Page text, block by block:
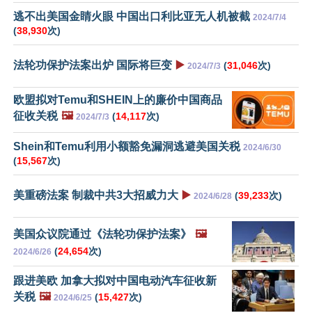
逃不出美国金睛火眼 中国出口利比亚无人机被截 2024/7/4
(38,930次)
法轮功保护法案出炉 国际将巨变 ▶️ 2024/7/3 (31,046次)
欧盟拟对Temu和SHEIN上的廉价中国商品
征收关税 🖼️ 2024/7/3 (14,117次)
Shein和Temu利用小额豁免漏洞逃避美国关税 2024/6/30
(15,567次)
美重磅法案 制裁中共3大招威力大 ▶️ 2024/6/28 (39,233次)
美国众议院通过《法轮功保护法案》 🖼️
2024/6/26 (24,654次)
跟进美欧 加拿大拟对中国电动汽车征收新
关税 🖼️ 2024/6/25 (15,427次)